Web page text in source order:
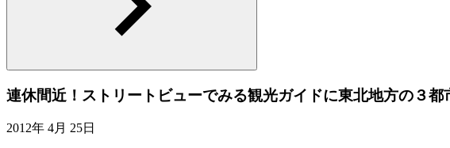
連休間近！ストリートビューでみる観光ガイドに東北地方の３都
2012年 4月 25日